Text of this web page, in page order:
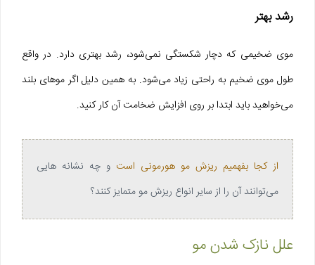
رشد بهتر
موی ضخیمی که دچار شکستگی نمی‌شود، رشد بهتری دارد. در واقع
طول موی ضخیم به راحتی زیاد می‌شود. به همین دلیل اگر موهای بلند
می‌خواهید باید ابتدا بر روی افزایش ضخامت آن کار کنید.
از کجا بفهمیم ریزش مو هورمونی است و چه نشانه‌ هایی
می‌توانند آن را از سایر انواع ریزش مو متمایز کنند؟
علل نازک شدن مو